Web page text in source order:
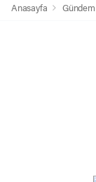
Anasayfa Gündem